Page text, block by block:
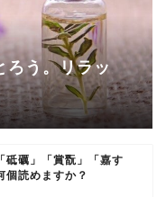
ろう。リラッ
砥礪」「賞翫」「嘉す
個読めますか？